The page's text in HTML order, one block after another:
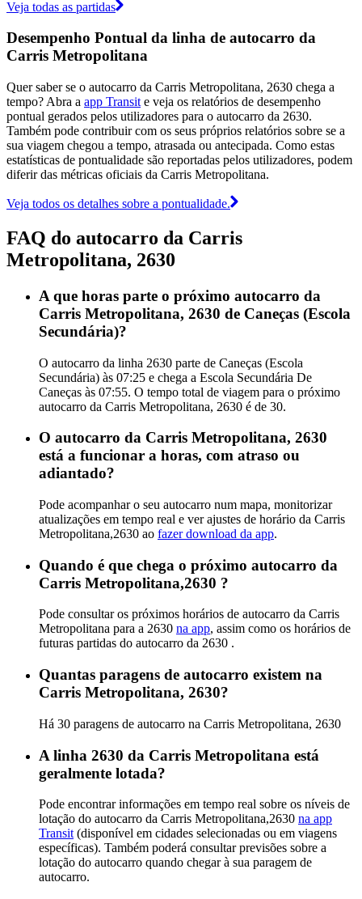
Veja todas as partidas
Desempenho Pontual da linha de autocarro da
Carris Metropolitana
Quer saber se o autocarro da Carris Metropolitana, 2630 chega a
tempo? Abra a app Transit e veja os relatórios de desempenho
pontual gerados pelos utilizadores para o autocarro da 2630.
Também pode contribuir com os seus próprios relatórios sobre se a
sua viagem chegou a tempo, atrasada ou antecipada. Como estas
estatísticas de pontualidade são reportadas pelos utilizadores, podem
diferir das métricas oficiais da Carris Metropolitana.
Veja todos os detalhes sobre a pontualidade.
FAQ do autocarro da Carris
Metropolitana, 2630
A que horas parte o próximo autocarro da
Carris Metropolitana, 2630 de Caneças (Escola
Secundária)?
O autocarro da linha 2630 parte de Caneças (Escola
Secundária) às 07:25 e chega a Escola Secundária De
Caneças às 07:55. O tempo total de viagem para o próximo
autocarro da Carris Metropolitana, 2630 é de 30.
O autocarro da Carris Metropolitana, 2630
está a funcionar a horas, com atraso ou
adiantado?
Pode acompanhar o seu autocarro num mapa, monitorizar
atualizações em tempo real e ver ajustes de horário da Carris
Metropolitana,2630 ao fazer download da app.
Quando é que chega o próximo autocarro da
Carris Metropolitana,2630 ?
Pode consultar os próximos horários de autocarro da Carris
Metropolitana para a 2630 na app, assim como os horários de
futuras partidas do autocarro da 2630 .
Quantas paragens de autocarro existem na
Carris Metropolitana, 2630?
Há 30 paragens de autocarro na Carris Metropolitana, 2630
A linha 2630 da Carris Metropolitana está
geralmente lotada?
Pode encontrar informações em tempo real sobre os níveis de
lotação do autocarro da Carris Metropolitana,2630 na app
Transit (disponível em cidades selecionadas ou em viagens
específicas). Também poderá consultar previsões sobre a
lotação do autocarro quando chegar à sua paragem de
autocarro.